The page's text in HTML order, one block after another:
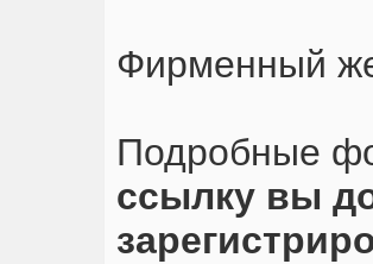
Фирменный
Подробные
ссылку вы